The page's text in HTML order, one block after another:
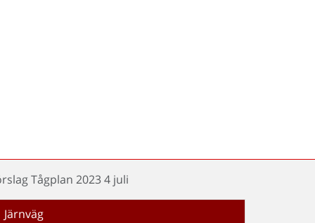
Tågplan 2023 4 juli
Järnväg